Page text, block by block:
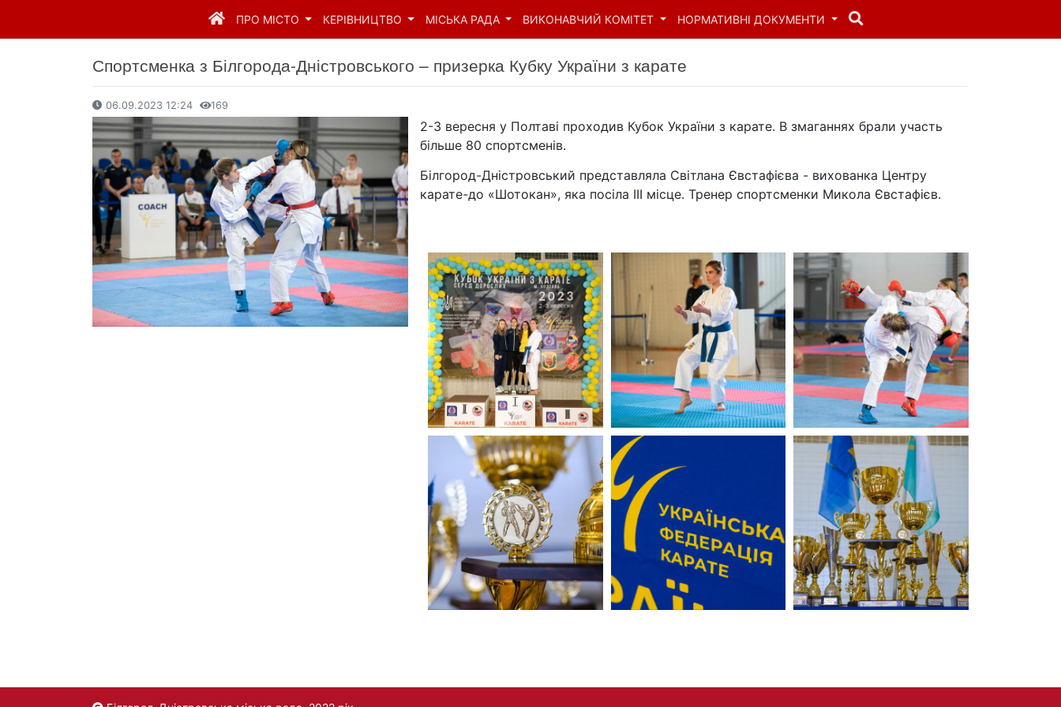
ПРО МІСТО КЕРІВНИЦТВО МІСЬКА РАДА ВИКОНАВЧИЙ КОМІТЕТ НОРМАТИВНІ ДОКУМЕНТИ
Спортсменка з Білгорода-Дністровського – призерка Кубку України з карате
06.09.2023 12:24 169
2-3 вересня у Полтаві проходив Кубок України з карате. В змаганнях брали участь
більше 80 спортсменів.
Білгород-Дністровський представляла Світлана Євстафієва - вихованка Центру
карате-до «Шотокан», яка посіла III місце. Тренер спортсменки Микола Євстафієв.